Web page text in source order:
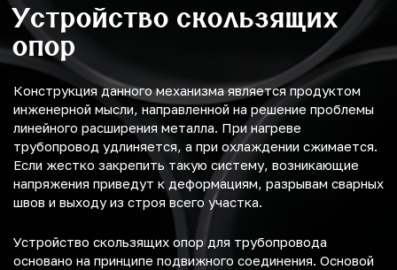
Устройство скользящих
опор
Конструкция данного механизма является продуктом
инженерной мысли, направленной на решение проблемы
линейного расширения металла. При нагреве
трубопровод удлиняется, а при охлаждении сжимается.
Если жестко закрепить такую систему, возникающие
напряжения приведут к деформациям, разрывам сварных
швов и выходу из строя всего участка.
Устройство скользящих опор для трубопровода
основано на принципе подвижного соединения. Основой